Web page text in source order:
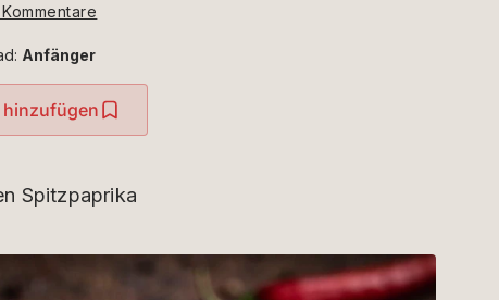
Anfänger
hinzufügen
Spitzpaprika